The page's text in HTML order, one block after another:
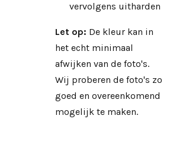
vervolgens uitharden
Let op: De kleur kan in
het echt minimaal
afwijken van de foto's.
Wij proberen de foto's zo
goed en overeenkomend
mogelijk te maken.